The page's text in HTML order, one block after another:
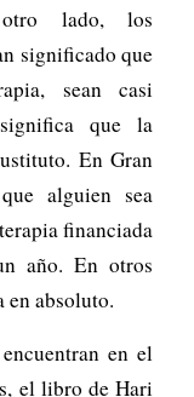
otro lado, los
significado que
sean casi
que la
En Gran
alguien sea
financiada
año. En otros
en absoluto.
en el
el libro de Hari